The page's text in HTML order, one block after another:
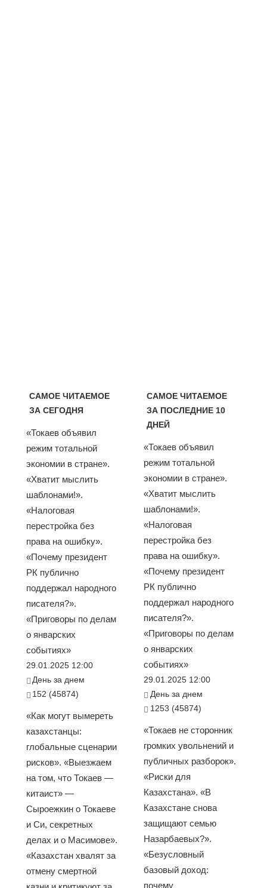
САМОЕ ЧИТАЕМОЕ
ЗА СЕГОДНЯ
«Токаев объявил
режим тотальной
экономии в стране».
«Хватит мыслить
шаблонами!».
«Налоговая
перестройка без
права на ошибку».
«Почему президент
РК публично
поддержал народного
писателя?».
«Приговоры по делам
о январских
событиях»
29.01.2025 12:00
День за днем
152 (45874)
«Как могут вымереть
казахстанцы:
глобальные сценарии
рисков». «Выезжаем
на том, что Токаев —
китаист» —
Сыроежкин о Токаеве
и Си, секретных
делах и о Масимове».
«Казахстан хвалят за
отмену смертной
САМОЕ ЧИТАЕМОЕ
ЗА ПОСЛЕДНИЕ 10
ДНЕЙ
«Токаев объявил
режим тотальной
экономии в стране».
«Хватит мыслить
шаблонами!».
«Налоговая
перестройка без
права на ошибку».
«Почему президент
РК публично
поддержал народного
писателя?».
«Приговоры по делам
о январских
событиях»
29.01.2025 12:00
День за днем
1253 (45874)
«Токаев не сторонник
громких увольнений и
публичных разборок».
«Риски для
Казахстана». «В
Казахстане снова
защищают семью
Назарбаевых?».
«Безусловный
базовый доход:
почему